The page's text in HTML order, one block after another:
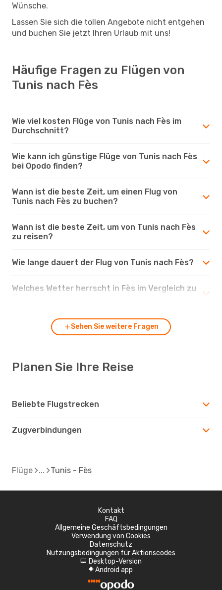
Wünsche.
Lassen Sie sich die tollen Angebote nicht entgehen
und buchen Sie jetzt Ihren Urlaub mit uns!
Häufige Fragen zu Flügen von
Tunis nach Fès
Wie viel kosten Flüge von Tunis nach Fès im
Durchschnitt?
Wie kann ich günstige Flüge von Tunis nach Fès
bei Opodo finden?
Wann ist die beste Zeit, um einen Flug von
Tunis nach Fès zu buchen?
Wann ist die beste Zeit, um von Tunis nach Fès
zu reisen?
Wie lange dauert der Flug von Tunis nach Fès?
Welches Wetter herrscht in Fès im Vergleich zu
Sehen Sie weitere Fragen
Planen Sie Ihre Reise
Beliebte Flugstrecken
Zugverbindungen
Flüge Tunis - Fès
Kontakt
FAQ
Allgemeine Geschäftsbedingungen
Verwendung von Cookies
Datenschutz
Nutzungsbedingungen für Aktionscodes
d Desktop-Version
A Android app